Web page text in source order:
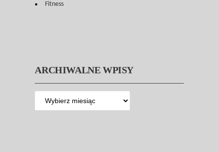
Fitness
ARCHIWALNE WPISY